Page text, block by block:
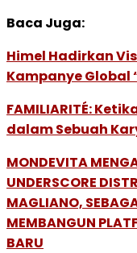
Baca Juga:
Himel Hadirkan
Kampanye Global
FAMILIARITÉ:
dalam Sebuah
MONDEVITA
UNDERSCORE
MAGLIANO,
MEMBANGUN
BARU